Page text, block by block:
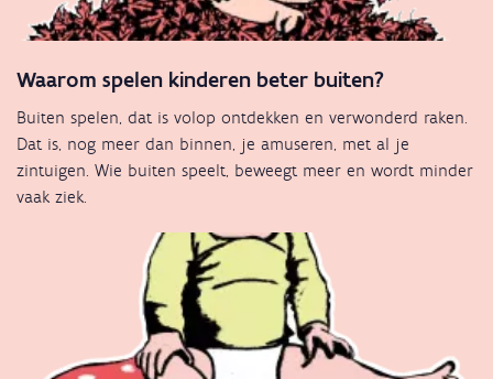
Waarom spelen kinderen beter buiten?
Buiten spelen, dat is volop ontdekken en verwonderd raken.
Dat is, nog meer dan binnen, je amuseren, met al je
zintuigen. Wie buiten speelt, beweegt meer en wordt minder
vaak ziek.